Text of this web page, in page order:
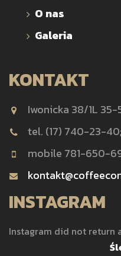
O nas
Galeria
KONTAKT
Iwonicka 38/1L
tel. (17) 740-23-40;
mobile 781-650-
INSTAGRAM
Instagram did not return